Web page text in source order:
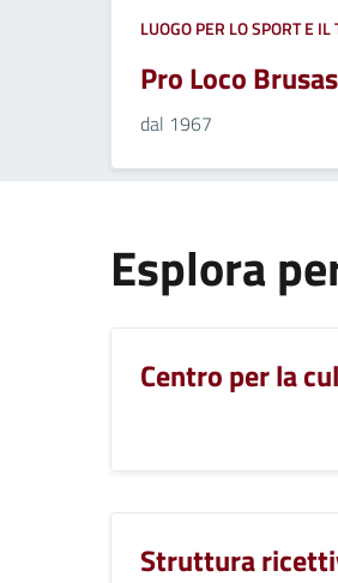
LUOGO PER LO SPORT E
Pro Loco
dal 1967
Esplora
Centro per la
Struttura